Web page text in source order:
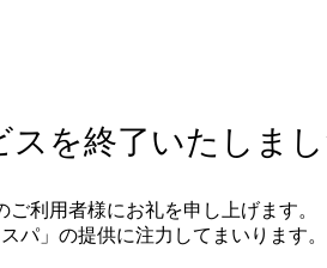
スを終了いたしま
ご利用者様にお礼を申し上げます。
パ」の提供に注力してまいります。